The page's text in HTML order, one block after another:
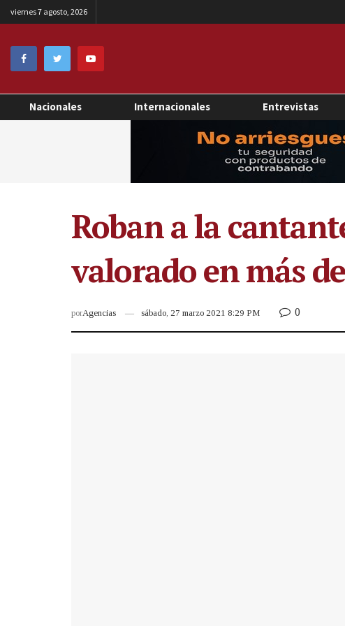
viernes 7 agosto, 2026
Nacionales Internacionales Entrevistas
Roban a la
valorado en más
porAgencias sábado, 27 marzo 2021 8:29 PM 0